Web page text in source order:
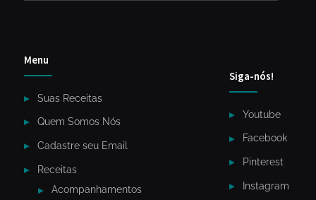
Menu
Suas Receitas
Quem Somos Nós
Cadastre seu Email
Receitas
Acompanhamentos
Siga-nós!
Youtube
Facebook
Pinterest
Instagram